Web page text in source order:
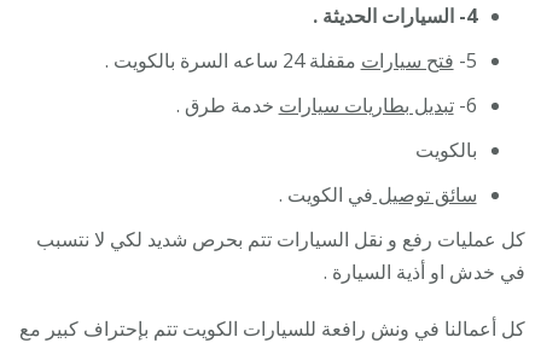
4- السيارات الحديثة .
5- فتح سيارات مقفلة 24 ساعه السرة بالكويت .
6- تبديل بطاريات سيارات خدمة طرق .
بالكويت
سائق توصيل في الكويت .
كل عمليات رفع و نقل السيارات تتم بحرص شديد لكي لا نتسبب
في خدش او أذية السيارة .
كل أعمالنا في ونش رافعة للسيارات الكويت تتم بإحتراف كبير مع